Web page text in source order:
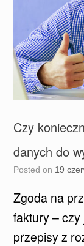
Czy
danych do
Posted on 19
Zgoda na
faktury –
przepisy z